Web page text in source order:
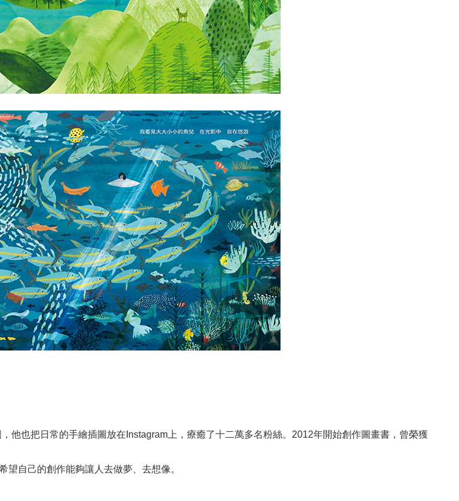
他也把日常的手繪插圖放在Instagram上，療癒了十二萬多名粉絲。2012年開始創作圖畫書，曾榮獲
自己的創作能夠讓人去做夢、去想像。